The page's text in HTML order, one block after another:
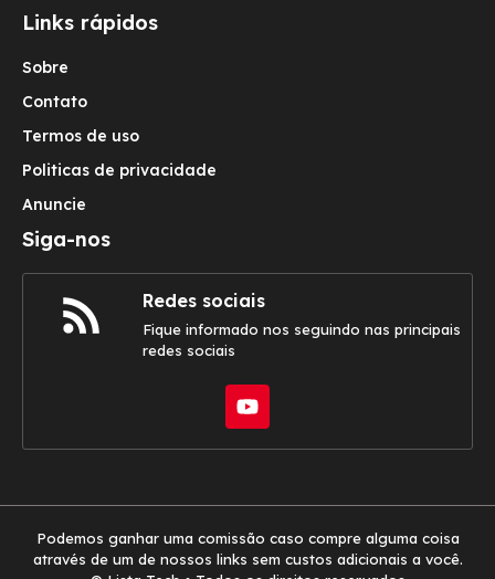
Links rápidos
Sobre
Contato
Termos de uso
Politicas de privacidade
Anuncie
Siga-nos
Redes sociais
Fique informado nos seguindo nas principais
redes sociais
Podemos ganhar uma comissão caso compre alguma coisa
através de um de nossos links sem custos adicionais a você.